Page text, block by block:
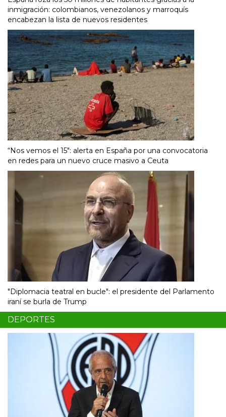
inmigración: colombianos, venezolanos y marroquís
encabezan la lista de nuevos residentes
“Nos vemos el 15″: alerta en España por una convocatoria
en redes para un nuevo cruce masivo a Ceuta
"Diplomacia teatral en bucle": el presidente del Parlamento
iraní se burla de Trump
DEPORTES